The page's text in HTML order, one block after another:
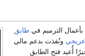
الترميم في طابق
ونُفذت بدعم مالي
أُعيد فتح الطابق